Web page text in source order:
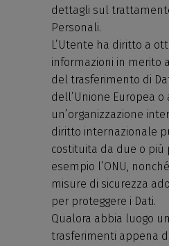
dettagli sul
Personali.
L’Utente ha diritto a
informazioni in merito
del trasferimento di
dell’Unione Europea o
un’organizzazione
diritto internazionale
costituita da due o più
esempio l’ONU,
misure di sicurezza
per proteggere i Dati.
Qualora abbia luogo
trasferimenti appena